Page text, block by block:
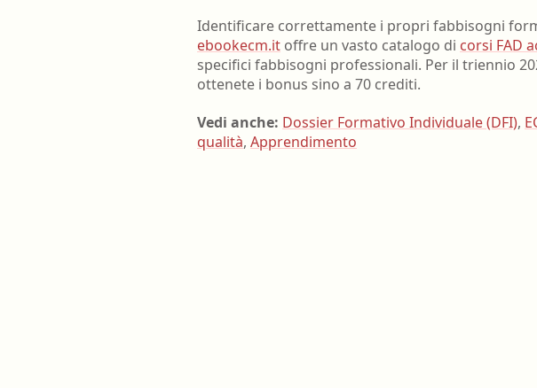
Identificare correttamente i propri fabbisogni
ebookecm.it offre un vasto catalogo di corsi FAD
specifici fabbisogni professionali. Per il triennio
ottenete i bonus sino a 70 crediti.
Vedi anche: Dossier Formativo Individuale (DFI),
qualità, Apprendimento